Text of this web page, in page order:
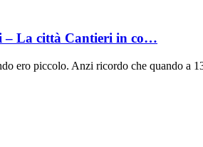
– La città Cantieri in co…
ero piccolo. Anzi ricordo che quando a